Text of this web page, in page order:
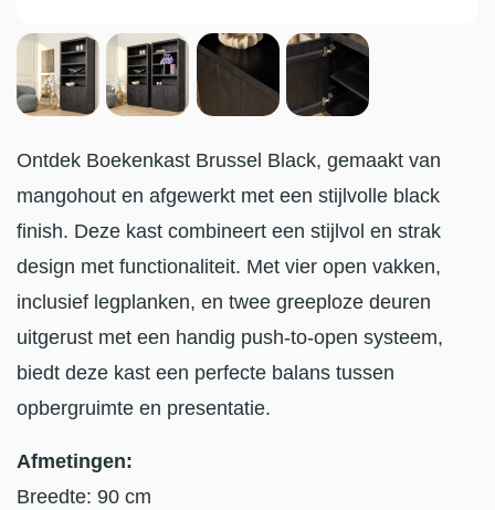
Ontdek Boekenkast Brussel Black, gemaakt van
mangohout en afgewerkt met een stijlvolle black
finish. Deze kast combineert een stijlvol en strak
design met functionaliteit. Met vier open vakken,
inclusief legplanken, en twee greeploze deuren
uitgerust met een handig push-to-open systeem,
biedt deze kast een perfecte balans tussen
opbergruimte en presentatie.
Afmetingen:
Breedte: 90 cm